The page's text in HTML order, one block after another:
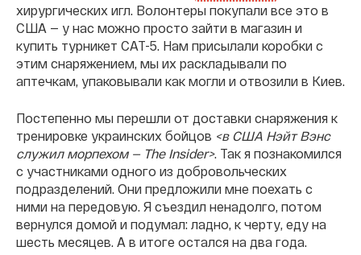
хирургических игл. Волонтеры покупали все это в
США — у нас можно просто зайти в магазин и
купить турникет CAT-5. Нам присылали коробки с
этим снаряжением, мы их раскладывали по
аптечкам, упаковывали как могли и отвозили в Киев.
Постепенно мы перешли от доставки снаряжения к
тренировке украинских бойцов <в США Нэйт Вэнс
служил морпехом — The Insider>. Так я познакомился
с участниками одного из добровольческих
подразделений. Они предложили мне поехать с
ними на передовую. Я съездил ненадолго, потом
вернулся домой и подумал: ладно, к черту, еду на
шесть месяцев. А в итоге остался на два года.